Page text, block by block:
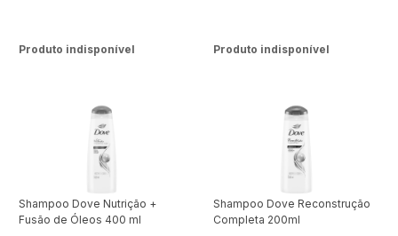
Produto indisponível Produto indisponível
Shampoo Dove Nutrição +
Fusão de Óleos 400 ml
Shampoo Dove Reconstrução
Completa 200ml